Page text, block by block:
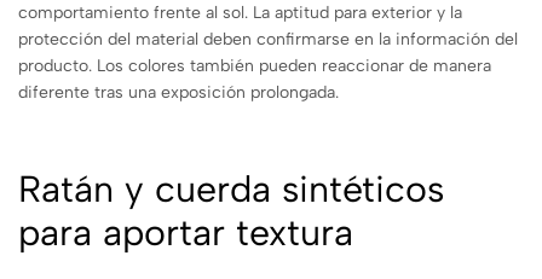
comportamiento frente al sol. La aptitud para exterior y la
protección del material deben confirmarse en la información del
producto. Los colores también pueden reaccionar de manera
diferente tras una exposición prolongada.
Ratán y cuerda sintéticos
para aportar textura